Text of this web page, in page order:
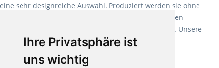
Ihre Privatsphäre ist
uns wichtig
eine sehr designreiche Auswahl. Produziert werden sie ohne
Weichmacher und Lösungsmittel. Mit allen verfügbaren
Verlegearten ist er für jegliche Bauvorhaben attraktiv. Unsere
Empfehlung:Wineo 1000 Multi Layer XXL.
Teppiche für ein angenehmes Laufgefühl